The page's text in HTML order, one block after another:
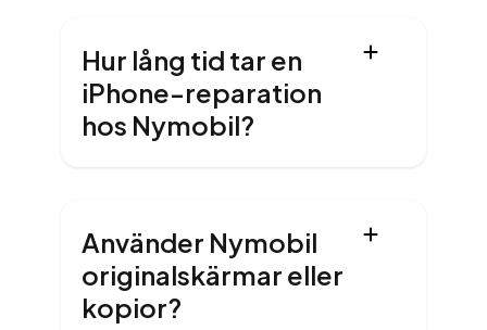
Hur lång tid tar en
iPhone-reparation
hos Nymobil?
Använder Nymobil
originalskärmar eller
kopior?